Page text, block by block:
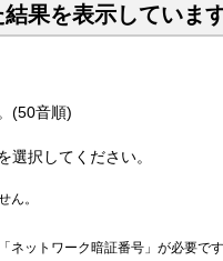
果を表示していま
(50音順)
選択してください。
ん。
ネットワーク暗証番号」が必要で